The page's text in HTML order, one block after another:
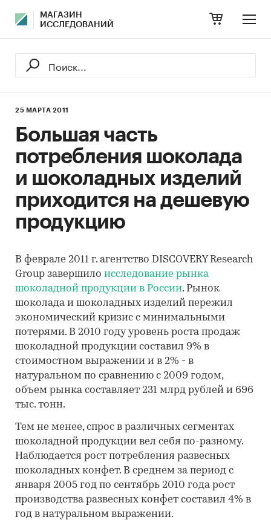
МАГАЗИН
ИССЛЕДОВАНИЙ
25 МАРТА 2011
Большая часть
потребления шоколада
и шоколадных изделий
приходится на дешевую
продукцию
В феврале 2011 г. агентство DISCOVERY Research
Group завершило исследование рынка
шоколадной продукции в России. Рынок
шоколада и шоколадных изделий пережил
экономический кризис с минимальными
потерями. В 2010 году уровень роста продаж
шоколадной продукции составил 9% в
стоимостном выражении и в 2% - в
натуральном по сравнению с 2009 годом,
объем рынка составляет 231 млрд рублей и 696
тыс. тонн.
Тем не менее, спрос в различных сегментах
шоколадной продукции вел себя по-разному.
Наблюдается рост потребления развесных
шоколадных конфет. В среднем за период с
января 2005 год по сентябрь 2010 года рост
производства развесных конфет составил 4% в
год в натуральном выражении.